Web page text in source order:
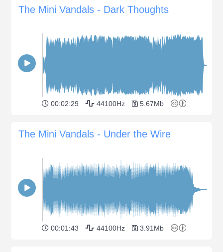
The Mini Vandals - Dark Thoughts
00:02:29 44100Hz 5.67Mb
The Mini Vandals - Under the Wire
00:01:43 44100Hz 3.91Mb